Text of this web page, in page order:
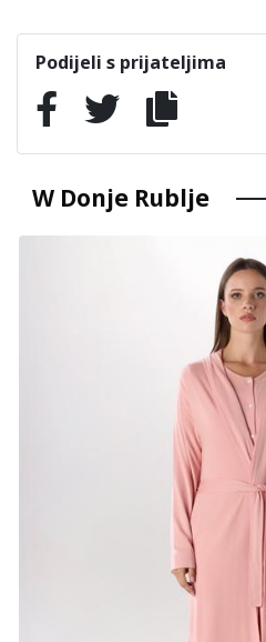
Podijeli s prijateljima
W Donje Rublje